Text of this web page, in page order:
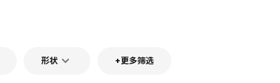
形状 +更多筛选